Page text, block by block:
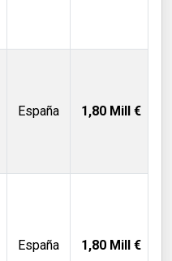
España 1,80 Mill €
España 1,80 Mill €